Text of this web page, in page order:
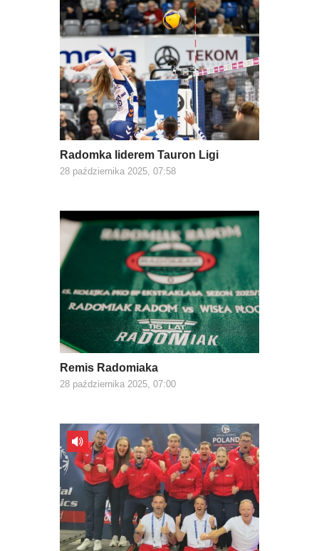
Radomka liderem Tauron Ligi
28 października 2025, 07:58
Remis Radomiaka
28 października 2025, 07:00